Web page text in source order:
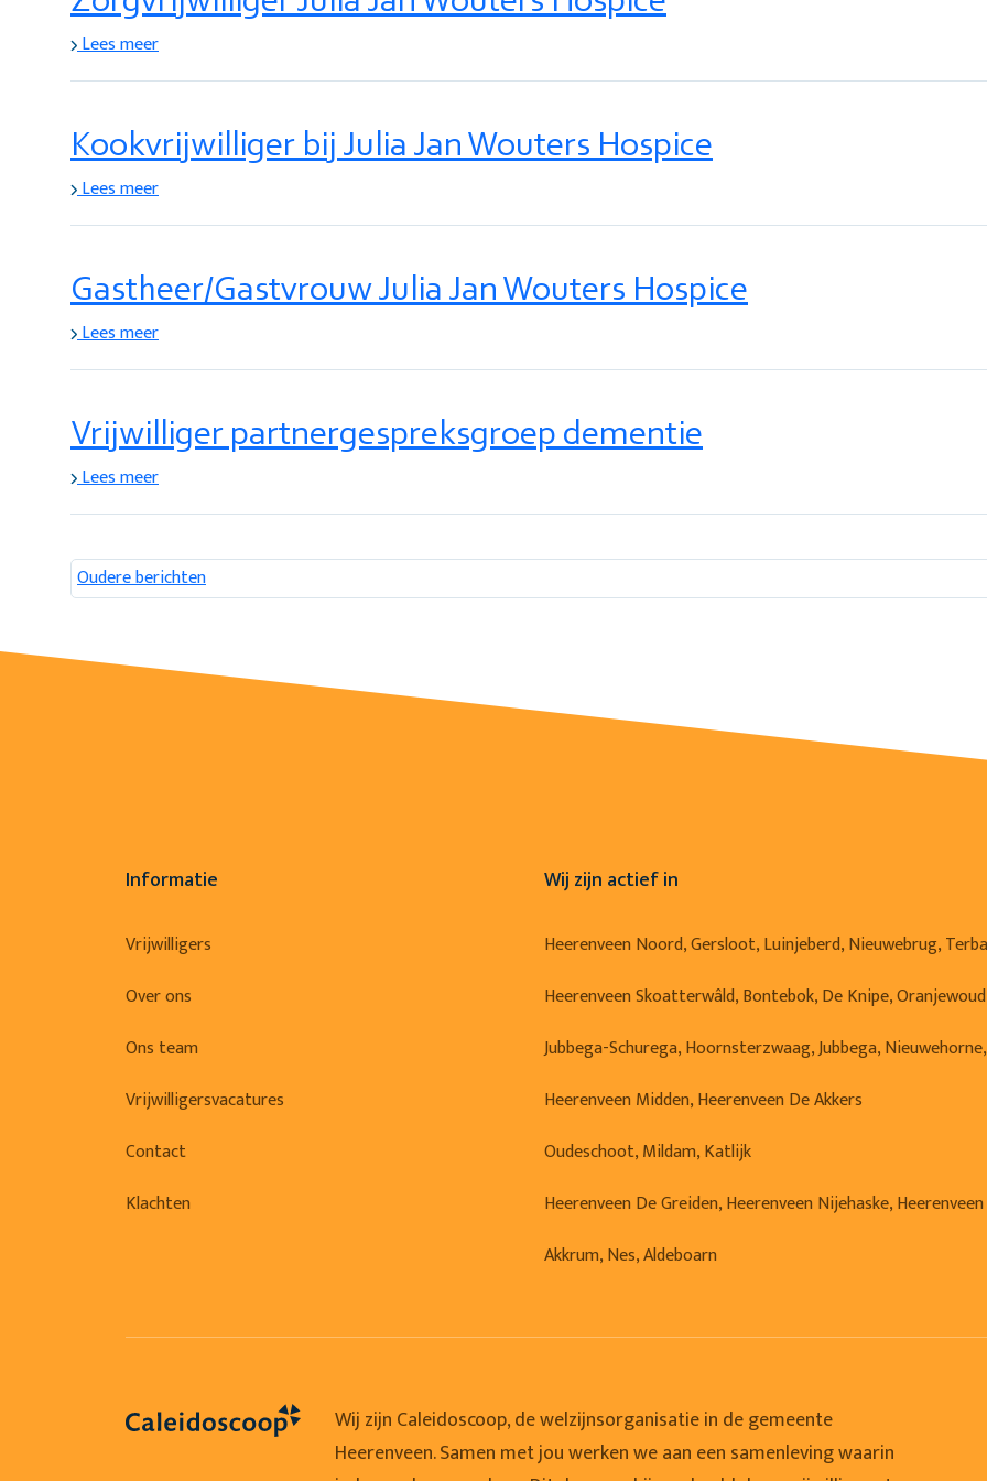
Lees meer
Kookvrijwilliger bij Julia Jan Wouters Hospice
Lees meer
Gastheer/Gastvrouw Julia Jan Wouters Hospice
Lees meer
Vrijwilliger partnergespreksgroep dementie
Lees meer
Berichtennavigatie
Oudere berichten
Wij zijn Caleidoscoop, de welzijnsorganisatie in de gemeente
Heerenveen. Samen met jou werken we aan een samenleving waarin
Informatie
Vrijwilligers
Over ons
Ons team
Vrijwilligersvacatures
Contact
Klachten
Wij zijn actief in
Heerenveen Noord, Gersloot, Luinjeberd, Nieuwebrug,
Heerenveen Skoatterwâld, Bontebok, De Knipe, Oranjewoud
Jubbega-Schurega, Hoornsterzwaag, Jubbega,
Heerenveen Midden, Heerenveen De Akkers
Oudeschoot, Mildam, Katlijk
Heerenveen De Greiden, Heerenveen Nijehaske,
Akkrum, Nes, Aldeboarn